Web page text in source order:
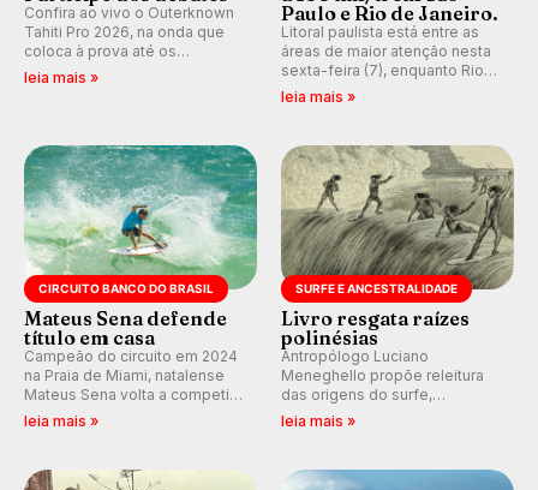
Confira ao vivo o Outerknown
Tahiti Pro 2026, na onda que
coloca à prova até os
melhores surfistas do mundo.
E participe dos debates em
leia mais »
Paulo e Rio de Janeiro.
Litoral paulista está entre as
áreas de maior atenção nesta
sexta-feira (7), enquanto Rio
de Janeiro também recebe
alerta para ventos fortes.
km/h em Itanhaém.
leia mais »
CIRCUITO BANCO DO BRASIL
Mateus Sena defende
título em casa
Campeão do circuito em 2024
na Praia de Miami, natalense
Mateus Sena volta a competir
em casa em busca de manter a
hegemonia potiguar em etapa
leia mais »
SURFE E ANCESTRALIDADE
Livro resgata raízes
polinésias
Antropólogo Luciano
Meneghello propõe releitura
das origens do surfe,
resgatando a cultura polinésia
e questionando a visão
prática em esporte e indústria.
leia mais »